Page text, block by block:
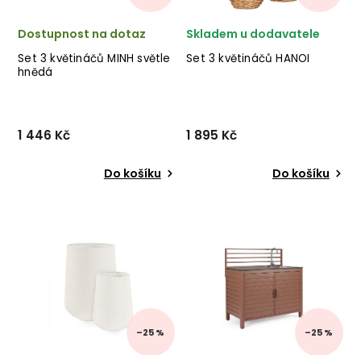
Set 3 květináčů MINH světle
hnědá
Dostupnost na dotaz
1 446 Kč
Do košíku
provedení světle hnědé
✅ kvalitní materiály
Set 3 květináčů HANOI
Skladem u dodavatele
1 895 Kč
Do košíku
HOUSE NORDIC v provedení
sušených listů hyacintu.
✅ krásný nábytek ✅ kvalitní
materiá...
–25 % –25 %